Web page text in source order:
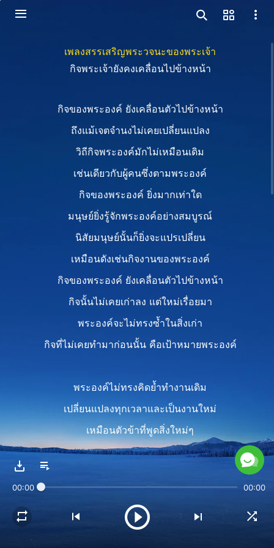
เพลงสรรเสริญพระวจนะของพระเจ้า
กิจพระเจ้ายังคงเคลื่อนไปข้างหน้า
กิจของพระองค์ ยังเคลื่อนตัวไปข้างหน้า
ถึงแม้เจตจำนงไม่เคยเปลี่ยนแปลง
วิถีกิจพระองค์มักไม่เหมือนเดิม
เช่นเดียวกับผู้คนซึ่งตามพระองค์
กิจของพระองค์ ยิ่งมากเท่าใด
มนุษย์ยิ่งรู้จักพระองค์อย่างสมบูรณ์
นิสัยมนุษย์นั้นก็ยิ่งจะแปรเปลี่ยน
เหมือนดังเช่นกิจงานของพระองค์
กิจของพระองค์ ยังเคลื่อนตัวไปข้างหน้า
กิจนั้นไม่เคยเก่าลง แต่ใหม่เรื่อยมา
พระองค์จะไม่ทรงซ้ำในสิ่งเก่า
กิจที่ไม่เคยทำมาก่อนนั้น คือเป้าหมายพระองค์
พระองค์ไม่ทรงคิดย้ำทำงานเดิม
เปลี่ยนแปลงทุกเวลาและเป็นงานใหม่
เหมือนตัวข้าที่พูดสิ่งใหม่ๆ
และทำงานใหม่นั้นกับพวกท่านทุกวัน
พระเจ้าไม่แปรผัน เป็นพระเจ้าตลอดไป
00:00 00:00